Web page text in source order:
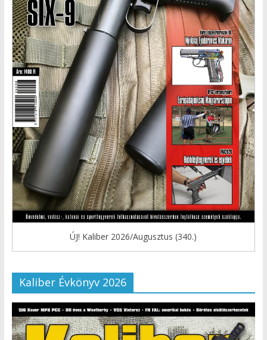
ÚJ! Kaliber 2026/Augusztus (340.)
Kaliber Évkönyv 2026